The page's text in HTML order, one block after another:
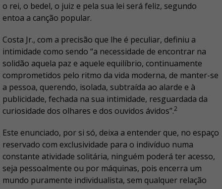
o rei, o bedel, o juiz e pela sua lei será feliz, segundo
entoa a canção popular.
Costa Jr., com a precisão que lhe é peculiar, definiu a
intimidade como sendo “a necessidade de encontrar na
solidão aquela paz e aquele equilíbrio, continuamente
comprometidos pelo ritmo da vida moderna, de manter-se
a pessoa, querendo, isolada, subtraída ao alarde e à
publicidade, fechada na sua intimidade, resguardada da
curiosidade dos olhares e dos ouvidos ávidos”.2
Este enunciado, por si só, deixa a entender que, no espaço
reservado com exclusividade para o indivíduo numa
constante atividade solitária, ninguém poderá ter acesso,
seja pessoalmente ou por máquinas, pois encerra um
mundo puramente individualista, sem qualquer relação